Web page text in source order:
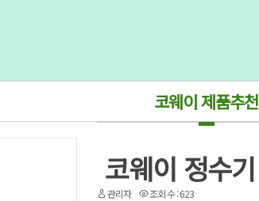
코웨이 제품추천
코웨이 정수기
관리자 조회 수 : 623